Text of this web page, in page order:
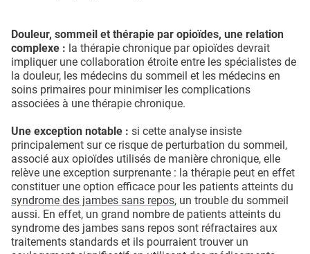
Douleur, sommeil et thérapie par opioïdes, une relation
complexe : la thérapie chronique par opioïdes devrait
impliquer une collaboration étroite entre les spécialistes de
la douleur, les médecins du sommeil et les médecins en
soins primaires pour minimiser les complications
associées à une thérapie chronique.
Une exception notable : si cette analyse insiste
principalement sur ce risque de perturbation du sommeil,
associé aux opioïdes utilisés de manière chronique, elle
relève une exception surprenante : la thérapie peut en effet
constituer une option efficace pour les patients atteints du
syndrome des jambes sans repos, un trouble du sommeil
aussi. En effet, un grand nombre de patients atteints du
syndrome des jambes sans repos sont réfractaires aux
traitements standards et ils pourraient trouver un